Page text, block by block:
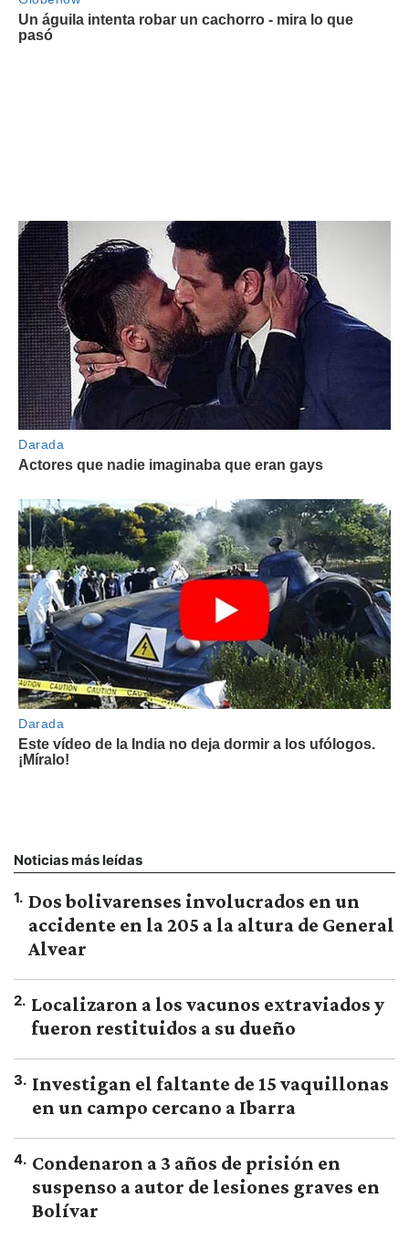
Noticias más leídas
1. Dos bolivarenses involucrados en un
accidente en la 205 a la altura de General
Alvear
2. Localizaron a los vacunos extraviados y
fueron restituidos a su dueño
3. Investigan el faltante de 15 vaquillonas
en un campo cercano a Ibarra
4. Condenaron a 3 años de prisión en
suspenso a autor de lesiones graves en
Bolívar